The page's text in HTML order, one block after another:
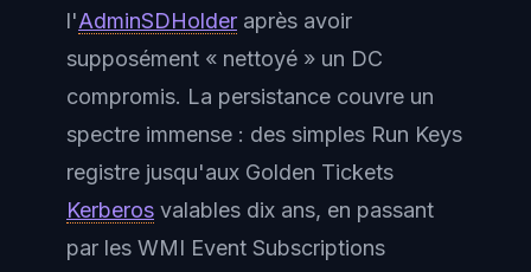
l'AdminSDHolder après avoir
supposément « nettoyé » un DC
compromis. La persistance couvre un
spectre immense : des simples Run Keys
registre jusqu'aux Golden Tickets
Kerberos valables dix ans, en passant
par les WMI Event Subscriptions